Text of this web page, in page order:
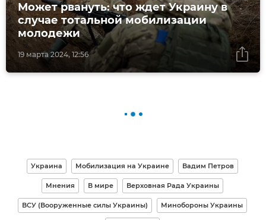
19 марта 2024, 12:56
Может рвануть: что ждет Украину в
случае тотальной мобилизации
молодежи
Украина Мобилизация на Украине Вадим Петров
Мнения В мире Верховная Рада Украины
ВСУ (Вооруженные силы Украины) Минобороны Украины